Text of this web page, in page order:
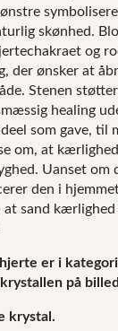
skønhed.
og
der ønsker at
Stenen
healing
som gave, til
om, at
Uanset om
den i
at sand kærlighed
er i
på
krystal.